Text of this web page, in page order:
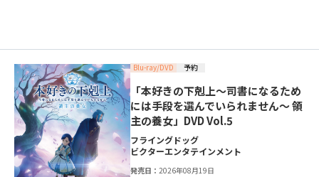
Blu-ray/DVD 予約
「本好きの下剋上～司書になるため
には手段を選んでいられません～ 領
主の養女」DVD Vol.5
フライングドッグ
ビクターエンタテインメント
発売日：2026年08月19日